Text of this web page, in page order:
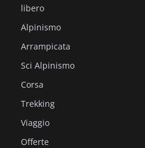
libero
Alpinismo
Arrampicata
Sci Alpinismo
Corsa
Trekking
Viaggio
Offerte